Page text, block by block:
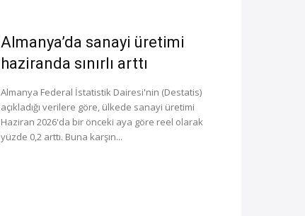
Almanya’da sanayi üretimi
haziranda sınırlı arttı
Almanya Federal İstatistik Dairesi'nin (Destatis)
açıkladığı verilere göre, ülkede sanayi üretimi
Haziran 2026'da bir önceki aya göre reel olarak
yüzde 0,2 arttı. Buna karşın...